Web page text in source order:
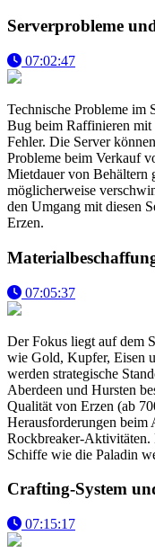
Serverprobleme
07:02:47
Technische Probleme im
Bug beim Raffinieren
Fehler. Die Server
Probleme beim Verkauf
Mietdauer von Behältern
möglicherweise
den Umgang mit diesen
Erzen.
07:05:37
Der Fokus liegt auf dem
wie Gold, Kupfer, Eisen
werden strategische
Aberdeen und Hursten
Qualität von Erzen (ab
Herausforderungen
Rockbreaker-Aktivitäten.
Schiffe wie die Paladin
Crafting-System
07:15:17